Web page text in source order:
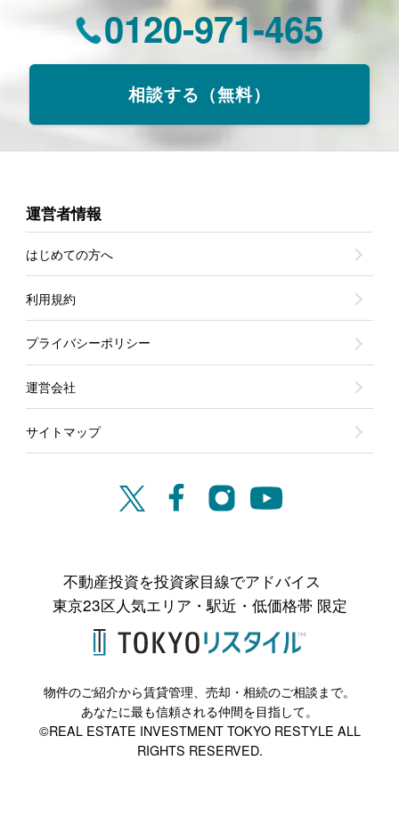
0120-971-465
相談する（無料）
運営者情報
はじめての方へ
利用規約
プライバシーポリシー
運営会社
サイトマップ
不動産投資を投資家目線でアドバイス
東京23区人気エリア・駅近・低価格帯 限定
物件のご紹介から賃貸管理、売却・相続のご相談まで。
あなたに最も信頼される仲間を目指して。
©REAL ESTATE INVESTMENT TOKYO RESTYLE ALL
RIGHTS RESERVED.